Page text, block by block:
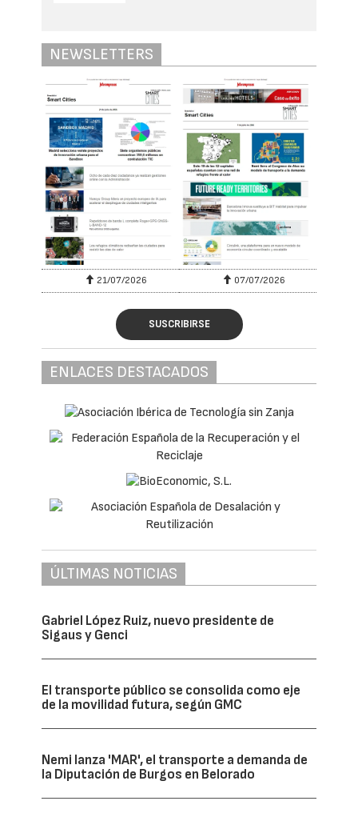
NEWSLETTERS
21/07/2026 07/07/2026
SUSCRIBIRSE
ENLACES DESTACADOS
ÚLTIMAS NOTICIAS
Gabriel López Ruiz, nuevo presidente de
Sigaus y Genci
El transporte público se consolida como eje
de la movilidad futura, según GMC
Nemi lanza 'MAR', el transporte a demanda de
la Diputación de Burgos en Belorado